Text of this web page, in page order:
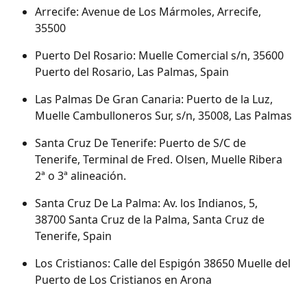
Arrecife: Avenue de Los Mármoles, Arrecife,
35500
Puerto Del Rosario: Muelle Comercial s/n, 35600
Puerto del Rosario, Las Palmas, Spain
Las Palmas De Gran Canaria: Puerto de la Luz,
Muelle Cambulloneros Sur, s/n, 35008, Las Palmas
Santa Cruz De Tenerife: Puerto de S/C de
Tenerife, Terminal de Fred. Olsen, Muelle Ribera
2ª o 3ª alineación.
Santa Cruz De La Palma: Av. los Indianos, 5,
38700 Santa Cruz de la Palma, Santa Cruz de
Tenerife, Spain
Los Cristianos: Calle del Espigón 38650 Muelle del
Puerto de Los Cristianos en Arona